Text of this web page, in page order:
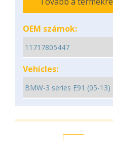
OEM számok:
Vehicles: